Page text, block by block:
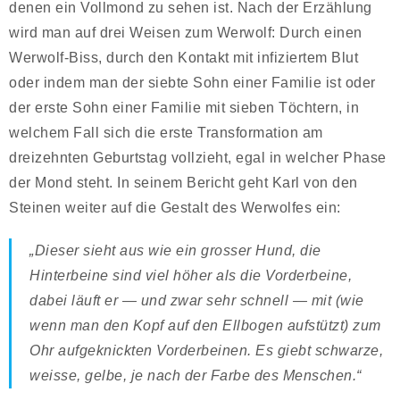
denen ein Vollmond zu sehen ist. Nach der Erzählung
wird man auf drei Weisen zum Werwolf: Durch einen
Werwolf-Biss, durch den Kontakt mit infiziertem Blut
oder indem man der siebte Sohn einer Familie ist oder
der erste Sohn einer Familie mit sieben Töchtern, in
welchem Fall sich die erste Transformation am
dreizehnten Geburtstag vollzieht, egal in welcher Phase
der Mond steht. In seinem Bericht geht Karl von den
Steinen weiter auf die Gestalt des Werwolfes ein:
„Dieser sieht aus wie ein grosser Hund, die
Hinterbeine sind viel höher als die Vorderbeine,
dabei läuft er — und zwar sehr schnell — mit (wie
wenn man den Kopf auf den Ellbogen aufstützt) zum
Ohr aufgeknickten Vorderbeinen. Es giebt schwarze,
weisse, gelbe, je nach der Farbe des Menschen.“